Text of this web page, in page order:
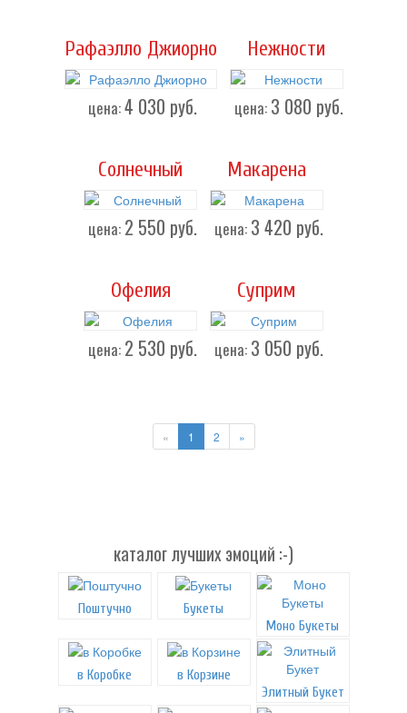
Рафаэлло Джиорно
цена:4 030 руб.
Нежности
цена: 3 080 руб.
Солнечный
цена: 2 550 руб.
Макарена
цена: 3 420 руб.
Офелия
цена: 2 530 руб.
Суприм
цена: 3 050 руб.
« 1 2 »
каталог лучших эмоций :-)
Поштучно
Букеты
Моно Букеты
в Коробке
в Корзине
Элитный Букет